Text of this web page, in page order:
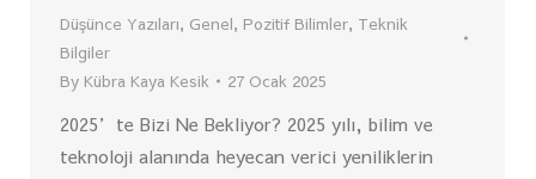
Düşünce Yazıları, Genel, Pozitif Bilimler, Teknik
Bilgiler
By Kübra Kaya Kesik 27 Ocak 2025
2025’te Bizi Ne Bekliyor? 2025 yılı, bilim ve
teknoloji alanında heyecan verici yeniliklerin